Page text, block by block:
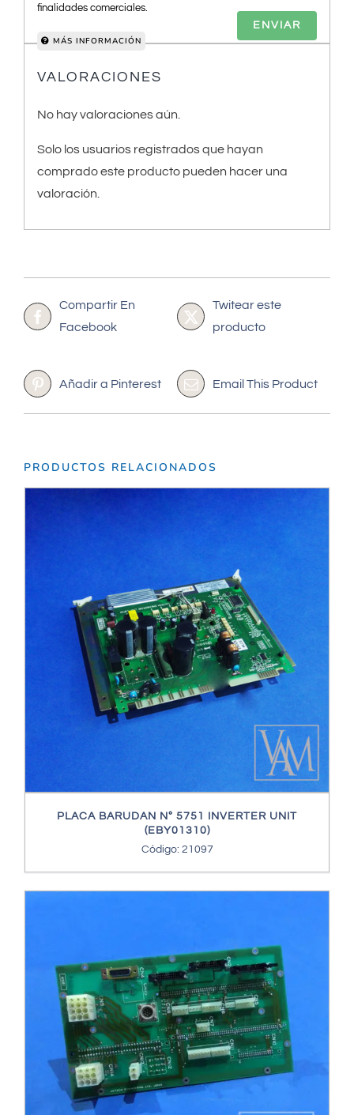
finalidades comerciales.
MÁS INFORMACIÓN
VALORACIONES
No hay valoraciones aún.
Solo los usuarios registrados que hayan
comprado este producto pueden hacer una
valoración.
Compartir En
Facebook
Twitear este
producto
Añadir a Pinterest Email This Product
PRODUCTOS RELACIONADOS
PLACA BARUDAN Nº 5751 INVERTER UNIT
(EBY01310)
Código: 21097